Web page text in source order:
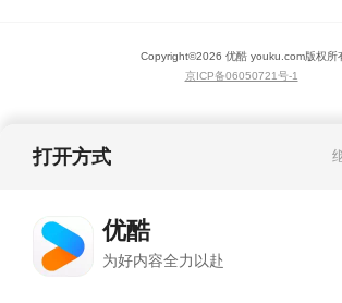
Copyright©2026 优酷 youku.com版权所
京ICP备06050721号-1
打开方式
优酷
为好内容全力以赴